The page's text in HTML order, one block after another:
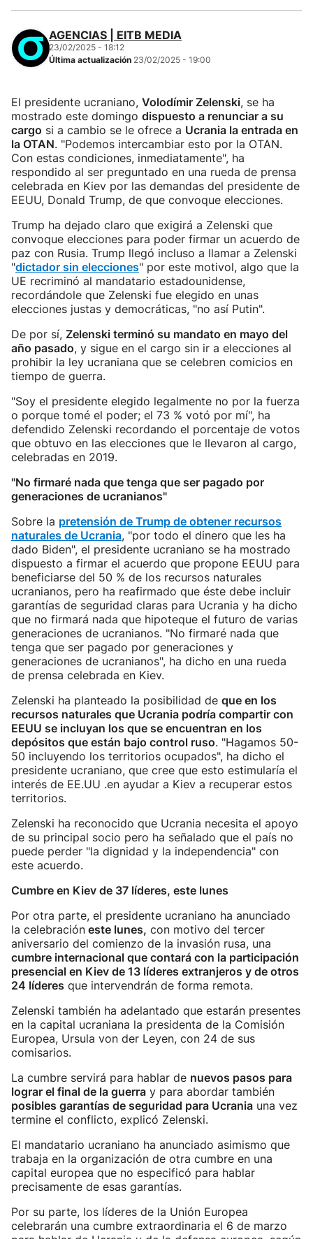
AGENCIAS | EITB MEDIA
23/02/2025 - 18:12
Última actualización 23/02/2025 - 19:00
El presidente ucraniano, Volodímir Zelenski, se ha
mostrado este domingo dispuesto a renunciar a su
cargo si a cambio se le ofrece a Ucrania la entrada en
la OTAN. "Podemos intercambiar esto por la OTAN.
Con estas condiciones, inmediatamente", ha
respondido al ser preguntado en una rueda de prensa
celebrada en Kiev por las demandas del presidente de
EEUU, Donald Trump, de que convoque elecciones.
Trump ha dejado claro que exigirá a Zelenski que
convoque elecciones para poder firmar un acuerdo de
paz con Rusia. Trump llegó incluso a llamar a Zelenski
"dictador sin elecciones" por este motivol, algo que la
UE recriminó al mandatario estadounidense,
recordándole que Zelenski fue elegido en unas
elecciones justas y democráticas, "no así Putin".
De por sí, Zelenski terminó su mandato en mayo del
año pasado, y sigue en el cargo sin ir a elecciones al
prohibir la ley ucraniana que se celebren comicios en
tiempo de guerra.
"Soy el presidente elegido legalmente no por la fuerza
o porque tomé el poder; el 73 % votó por mí", ha
defendido Zelenski recordando el porcentaje de votos
que obtuvo en las elecciones que le llevaron al cargo,
celebradas en 2019.
"No firmaré nada que tenga que ser pagado por
generaciones de ucranianos"
Sobre la pretensión de Trump de obtener recursos
naturales de Ucrania, "por todo el dinero que les ha
dado Biden", el presidente ucraniano se ha mostrado
dispuesto a firmar el acuerdo que propone EEUU para
beneficiarse del 50 % de los recursos naturales
ucranianos, pero ha reafirmado que éste debe incluir
garantías de seguridad claras para Ucrania y ha dicho
que no firmará nada que hipoteque el futuro de varias
generaciones de ucranianos. "No firmaré nada que
tenga que ser pagado por generaciones y
generaciones de ucranianos", ha dicho en una rueda
de prensa celebrada en Kiev.
Zelenski ha planteado la posibilidad de que en los
recursos naturales que Ucrania podría compartir con
EEUU se incluyan los que se encuentran en los
depósitos que están bajo control ruso. "Hagamos 50-
50 incluyendo los territorios ocupados", ha dicho el
presidente ucraniano, que cree que esto estimularía el
interés de EE.UU .en ayudar a Kiev a recuperar estos
territorios.
Zelenski ha reconocido que Ucrania necesita el apoyo
de su principal socio pero ha señalado que el país no
puede perder "la dignidad y la independencia" con
este acuerdo.
Cumbre en Kiev de 37 líderes, este lunes
Por otra parte, el presidente ucraniano ha anunciado
la celebración este lunes, con motivo del tercer
aniversario del comienzo de la invasión rusa, una
cumbre internacional que contará con la participación
presencial en Kiev de 13 líderes extranjeros y de otros
24 líderes que intervendrán de forma remota.
Zelenski también ha adelantado que estarán presentes
en la capital ucraniana la presidenta de la Comisión
Europea, Ursula von der Leyen, con 24 de sus
comisarios.
La cumbre servirá para hablar de nuevos pasos para
lograr el final de la guerra y para abordar también
posibles garantías de seguridad para Ucrania una vez
termine el conflicto, explicó Zelenski.
El mandatario ucraniano ha anunciado asimismo que
trabaja en la organización de otra cumbre en una
capital europea que no especificó para hablar
precisamente de esas garantías.
Por su parte, los líderes de la Unión Europea
celebrarán una cumbre extraordinaria el 6 de marzo